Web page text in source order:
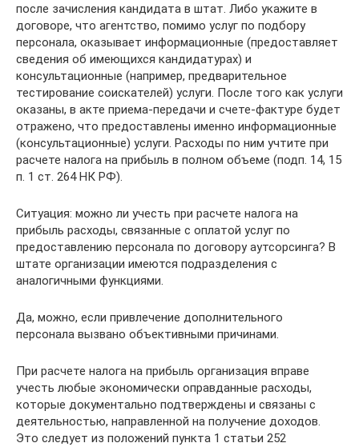
после зачисления кандидата в штат. Либо укажите в
договоре, что агентство, помимо услуг по подбору
персонала, оказывает информационные (предоставляет
сведения об имеющихся кандидатурах) и
консультационные (например, предварительное
тестирование соискателей) услуги. После того как услуги
оказаны, в акте приема-передачи и счете-фактуре будет
отражено, что предоставлены именно информационные
(консультационные) услуги. Расходы по ним учтите при
расчете налога на прибыль в полном объеме (подп. 14, 15
п. 1 ст. 264 НК РФ).
Ситуация: можно ли учесть при расчете налога на
прибыль расходы, связанные с оплатой услуг по
предоставлению персонала по договору аутсорсинга? В
штате организации имеются подразделения с
аналогичными функциями.
Да, можно, если привлечение дополнительного
персонала вызвано объективными причинами.
При расчете налога на прибыль организация вправе
учесть любые экономически оправданные расходы,
которые документально подтверждены и связаны с
деятельностью, направленной на получение доходов.
Это следует из положений пункта 1 статьи 252